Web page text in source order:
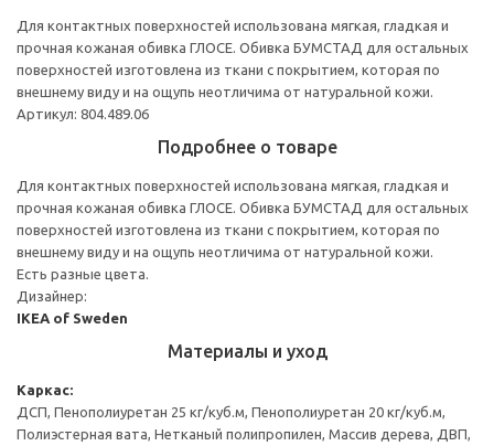
Для контактных поверхностей использована мягкая, гладкая и
прочная кожаная обивка ГЛОСЕ. Обивка БУМСТАД для остальных
поверхностей изготовлена из ткани с покрытием, которая по
внешнему виду и на ощупь неотличима от натуральной кожи.
Артикул: 804.489.06
Подробнее о товаре
Для контактных поверхностей использована мягкая, гладкая и
прочная кожаная обивка ГЛОСЕ. Обивка БУМСТАД для остальных
поверхностей изготовлена из ткани с покрытием, которая по
внешнему виду и на ощупь неотличима от натуральной кожи.
Есть разные цвета.
Дизайнер:
IKEA of Sweden
Материалы и уход
Каркас:
ДСП, Пенополиуретан 25 кг/куб.м, Пенополиуретан 20 кг/куб.м,
Полиэстерная вата, Нетканый полипропилен, Массив дерева, ДВП,